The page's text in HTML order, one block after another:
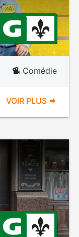
Comédie
VOIR PLUS